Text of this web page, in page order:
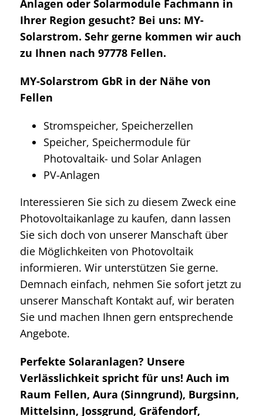
Anlagen oder Solarmodule Fachmann in
Ihrer Region gesucht? Bei uns: MY-
Solarstrom. Sehr gerne kommen wir auch
zu Ihnen nach 97778 Fellen.
MY-Solarstrom GbR in der Nähe von
Fellen
Stromspeicher, Speicherzellen
Speicher, Speichermodule für
Photovaltaik- und Solar Anlagen
PV-Anlagen
Interessieren Sie sich zu diesem Zweck eine
Photovoltaikanlage zu kaufen, dann lassen
Sie sich doch von unserer Manschaft über
die Möglichkeiten von Photovoltaik
informieren. Wir unterstützen Sie gerne.
Demnach einfach, nehmen Sie sofort jetzt zu
unserer Manschaft Kontakt auf, wir beraten
Sie und machen Ihnen gern entsprechende
Angebote.
Perfekte Solaranlagen? Unsere
Verlässlichkeit spricht für uns! Auch im
Raum Fellen, Aura (Sinngrund), Burgsinn,
Mittelsinn, Jossgrund, Gräfendorf,